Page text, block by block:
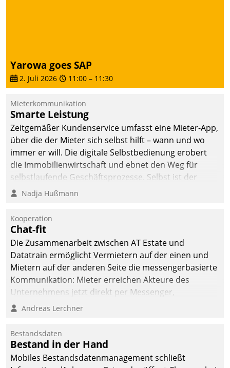
entschieden - als erstes
Unternehmen am
Yarowa goes SAP
2. Juli 2026 11:00 – 11:30
Mieterkommunikation
Smarte Leistung
Zeitgemäßer Kundenservice umfasst eine Mieter-App,
über die der Mieter sich selbst hilft – wann und wo
immer er will. Die digitale Selbstbedienung erobert
die Immobilienwirtschaft und ebnet den Weg für
selbstlaufende Geschäftsprozesse. Selbst ist der
Kunde und smart der Serviceanbieter.
Nadja Hußmann
Kooperation
Chat-fit
Die Zusammenarbeit zwischen AT Estate und
Datatrain ermöglicht Vermietern auf der einen und
Mietern auf der anderen Seite die messengerbasierte
Kommunikation: Mieter erreichen Akteure des
Unternehmens jetzt direkt per Messenger,
Mitarbeiter oder Dienstleister empfangen oder
Andreas Lerchner
Bestandsdaten
Bestand in der Hand
Mobiles Bestandsdatenmanagement schließt